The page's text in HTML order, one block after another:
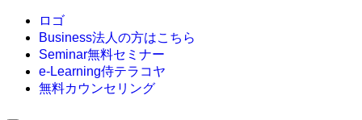
ロゴ
Business法人の方はこちら
Seminar無料セミナー
e-Learning侍テラコヤ
無料カウンセリング